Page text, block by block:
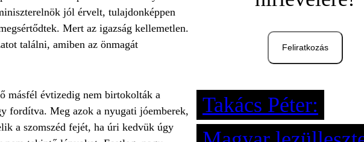
jól érvelt, tulajdonképpen
Mert az igazság kellemetlen.
találni, amiben az önmagát
másfél évtizedig nem birtokolták a
fordítva. Meg azok a nyugati jóemberek,
a szomszéd fejét, ha úri kedvük úgy
Feliratkozás
Takács Péter: